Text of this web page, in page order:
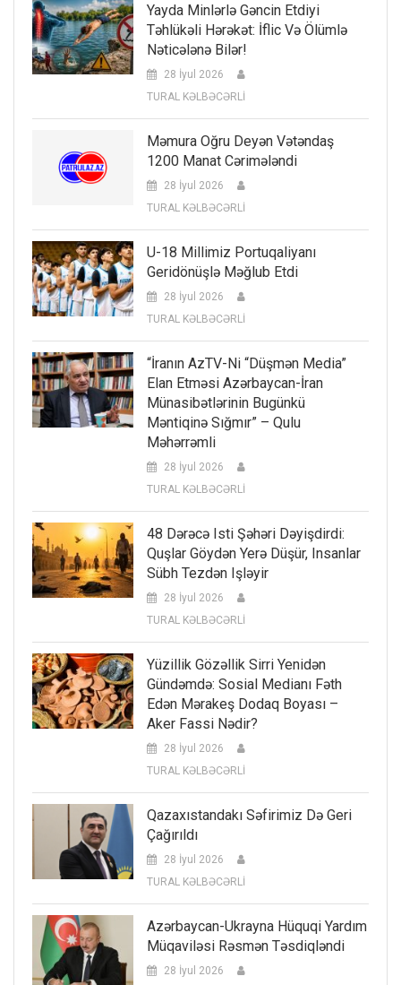
Yayda Minlərlə Gəncin Etdiyi
Təhlükəli Hərəkət: İflic Və Ölümlə
Nəticələnə Bilər!
28 İyul 2026
TURAL KƏLBƏCƏRLİ
Məmura Oğru Deyən Vətəndaş
1200 Manat Cərimələndi
28 İyul 2026
TURAL KƏLBƏCƏRLİ
U-18 Millimiz Portuqaliyanı
Geridönüşlə Məğlub Etdi
28 İyul 2026
TURAL KƏLBƏCƏRLİ
“İranın AzTV-Ni “düşmən Media”
Elan Etməsi Azərbaycan-İran
Münasibətlərinin Bugünkü
Məntiqinə Sığmır” – Qulu
Məhərrəmli
28 İyul 2026
TURAL KƏLBƏCƏRLİ
48 Dərəcə Isti Şəhəri Dəyişdirdi:
Quşlar Göydən Yerə Düşür, Insanlar
Sübh Tezdən Işləyir
28 İyul 2026
TURAL KƏLBƏCƏRLİ
Yüzillik Gözəllik Sirri Yenidən
Gündəmdə: Sosial Medianı Fəth
Edən Mərakeş Dodaq Boyası –
Aker Fassi Nədir?
28 İyul 2026
TURAL KƏLBƏCƏRLİ
Qazaxıstandakı Səfirimiz Də Geri
Çağırıldı
28 İyul 2026
TURAL KƏLBƏCƏRLİ
Azərbaycan-Ukrayna Hüquqi Yardım
Müqaviləsi Rəsmən Təsdiqləndi
28 İyul 2026